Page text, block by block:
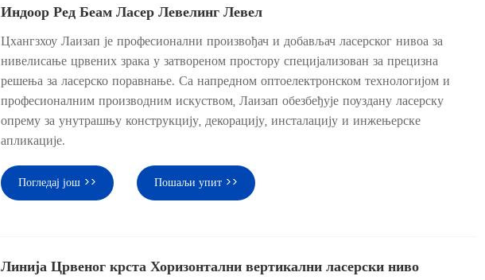
Индоор Ред Беам Ласер Левелинг Левел
Цхангзхоу Лаизап је професионални произвођач и добављач ласерског нивоа за
нивелисање црвених зрака у затвореном простору специјализован за прецизна
решења за ласерско поравнање. Са напредном оптоелектронском технологијом и
професионалним производним искуством, Лаизап обезбеђује поуздану ласерску
опрему за унутрашњу конструкцију, декорацију, инсталацију и инжењерске
апликације.
Погледај још >> Пошаљи упит >>
Линија Црвеног крста Хоризонтални вертикални ласерски ниво